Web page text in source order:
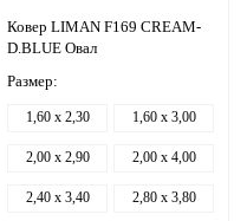
Ковер LIMAN F169 CREAM-
D.BLUE Овал
Размер:
1,60 x 2,30 1,60 x 3,00
2,00 x 2,90 2,00 x 4,00
2,40 x 3,40 2,80 x 3,80